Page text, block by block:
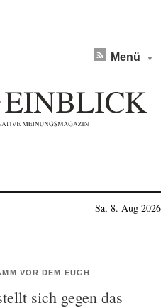
Menü
Sa, 8. Aug 2026
VOR DEM EUGH
sich gegen das